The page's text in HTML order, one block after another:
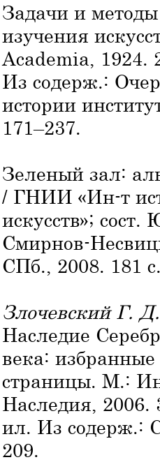
Задачи и методы
изучения
Academia, 1924.
Из содерж.:
истории
171–237.
Зеленый зал:
/ ГНИИ «Ин-т
искусств»;
Смирнов-
СПб., 2008. 181
Злочевский Г. Д.
Наследие
века: избранные
страницы. М.:
Наследия, 2006.
ил. Из содерж.:
209.